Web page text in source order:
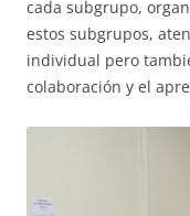
cada subgrupo,
estos subgrupos,
individual pero
colaboración y el